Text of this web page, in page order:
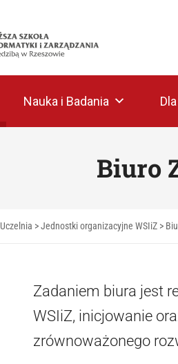
Nauka i Badania
Biuro
Uczelnia >Jednostki organizacyjne WSIiZ >
Zadaniem biura jest
WSIiZ, inicjowanie
zrównoważonego